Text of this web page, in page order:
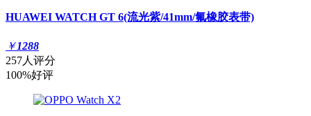
HUAWEI WATCH GT 6(流光紫/41mm/氟橡胶表带)
￥1288
257人评分
100%好评